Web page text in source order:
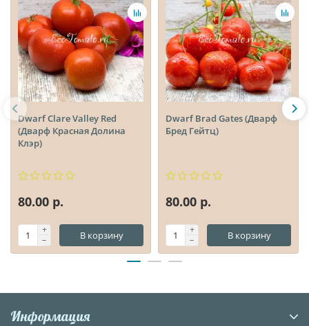
Dwarf Clare Valley Red
(Дварф Красная Долина
Клэр)
80.00 р.
В корзину
Dwarf Brad Gates (Дварф
Бред Гейтц)
80.00 р.
В корзину
Информация